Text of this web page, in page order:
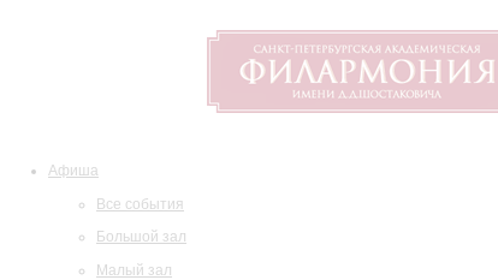
Афиша
Все события
Большой зал
Малый зал